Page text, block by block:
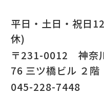
平日・土日・祝日
休)
〒231-0012 神奈
76 三ツ橋ビル ２階
045-228-7448